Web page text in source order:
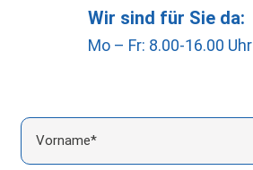
Wir sind für Sie da:
Mo – Fr: 8.00-16.00 Uhr